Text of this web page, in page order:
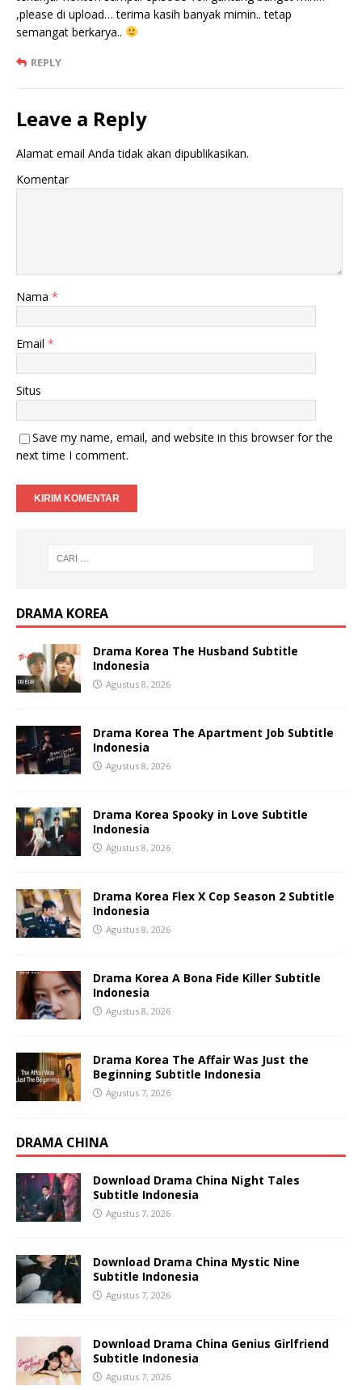
,please di upload… terima kasih banyak mimin.. tetap
semangat berkarya..
REPLY
Leave a Reply
Alamat email Anda tidak akan dipublikasikan.
Komentar
Nama *
Email *
Situs
Save my name, email, and website in this browser for the
next time I comment.
DRAMA KOREA
Drama Korea The Husband Subtitle
Indonesia
Agustus 8, 2026
Drama Korea The Apartment Job Subtitle
Indonesia
Agustus 8, 2026
Drama Korea Spooky in Love Subtitle
Indonesia
Agustus 8, 2026
Drama Korea Flex X Cop Season 2 Subtitle
Indonesia
Agustus 8, 2026
Drama Korea A Bona Fide Killer Subtitle
Indonesia
Agustus 8, 2026
Drama Korea The Affair Was Just the
Beginning Subtitle Indonesia
Agustus 7, 2026
DRAMA CHINA
Download Drama China Night Tales
Subtitle Indonesia
Agustus 7, 2026
Download Drama China Mystic Nine
Subtitle Indonesia
Agustus 7, 2026
Download Drama China Genius Girlfriend
Subtitle Indonesia
Agustus 7, 2026